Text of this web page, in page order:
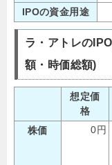
IPOの資金用途
ラ・アトレの
額・時価総額)
想定価
格
株価 0円